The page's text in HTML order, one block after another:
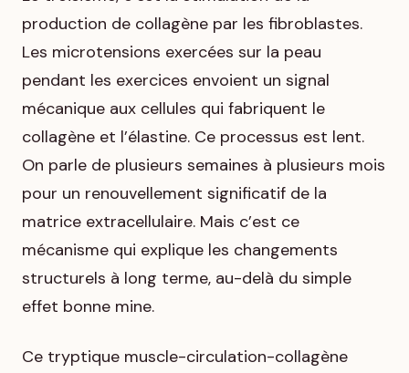
production de collagène par les fibroblastes.
Les microtensions exercées sur la peau
pendant les exercices envoient un signal
mécanique aux cellules qui fabriquent le
collagène et l’élastine. Ce processus est lent.
On parle de plusieurs semaines à plusieurs mois
pour un renouvellement significatif de la
matrice extracellulaire. Mais c’est ce
mécanisme qui explique les changements
structurels à long terme, au-delà du simple
effet bonne mine.
Ce tryptique muscle-circulation-collagène